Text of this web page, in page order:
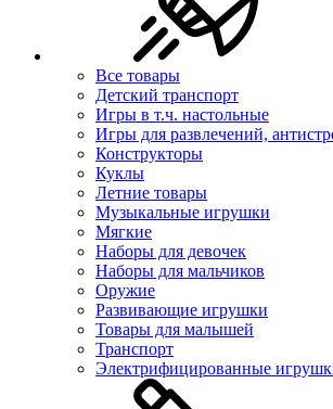
Все товары
Детский транспорт
Игры в т.ч. настольные
Игры для развлечений,
Конструкторы
Куклы
Летние товары
Музыкальные игрушки
Мягкие
Наборы для девочек
Наборы для мальчиков
Оружие
Развивающие игрушки
Товары для малышей
Транспорт
Электрифицированные